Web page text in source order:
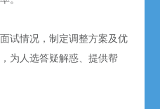
试情况，制定调整方案及优
为人选答疑解惑、提供帮